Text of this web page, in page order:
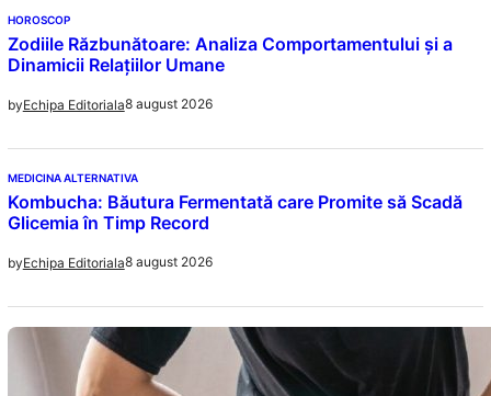
HOROSCOP
Zodiile Răzbunătoare: Analiza Comportamentului și a
Dinamicii Relațiilor Umane
byEchipa Editoriala8 august 2026
MEDICINA ALTERNATIVA
Kombucha: Băutura Fermentată care Promite să Scadă
Glicemia în Timp Record
byEchipa Editoriala8 august 2026